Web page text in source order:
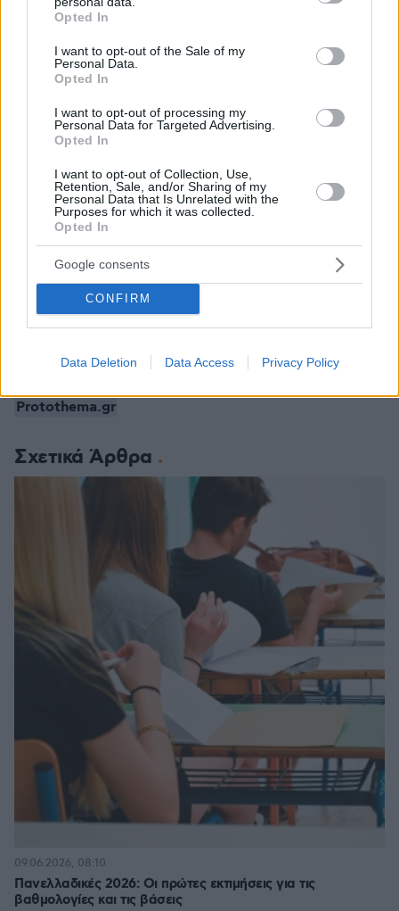
grant or deny consent to Google and its third-party tags to
use your data for below specified purposes in below Google
consent section.
Opted In
I want to opt-out of the Sale of my
Personal Data.
Opted In
I want to opt-out of processing my
Personal Data for Targeted Advertising.
Opted In
I want to opt-out of Collection, Use,
Retention, Sale, and/or Sharing of my
Personal Data that Is Unrelated with the
Purposes for which it was collected.
Opted In
Google consents
CONFIRM
Data Deletion Data Access Privacy Policy
πράγματι οι οικονομικές απολαβές και η
σημαντική παράμετρος είτε στο
μηχανογραφικό
εργασίας είναι τρομερά δυναμική, το πλέον
σταθερό και διαχρονικό κριτήριο δεν παύει να
είναι τα επαγγελματικά μου ενδιαφέροντα και
φυσικά και η αγάπη μου για κάποιο κλάδο
εργασίας ή επιστημονικό αντικείμενο»
Σχετικά Άρθρα
Πανελλαδικές 2026: Οι πρώτες εκτιμήσεις για τις
βαθμολογίες και τις βάσεις
09.06.2026, 08:10
Ακολουθήστε τοprotothema.gr στο Google News
και μάθετε πρώτοι όλες τις ειδήσεις
Δείτε όλες τις τελευταίες Ειδήσεις
από την Ελλάδα
Protothema.gr